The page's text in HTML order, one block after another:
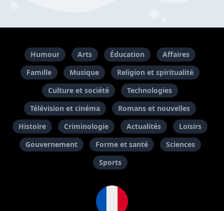
Humour Arts Éducation
Affaires
Famille
Musique
Religion et spiritualité
Culture et société
Technologies
Télévision et cinéma
Romans et nouvelles
Histoire
Criminologie Actualités
Loisirs
Gouvernement
Forme et santé
Sciences
Sports